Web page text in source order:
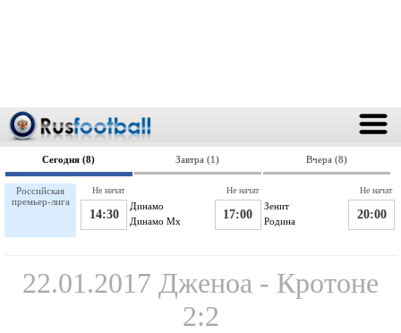
Сегодня (8) Завтра (1) Вчера (8)
Российская
премьер-лига
Динамо
14:30 Динамо Мх
Не начат
Зенит
17:00 Родина
Не начат
20:00
Не начат
22.01.2017 Дженоа - Кротоне
2:2